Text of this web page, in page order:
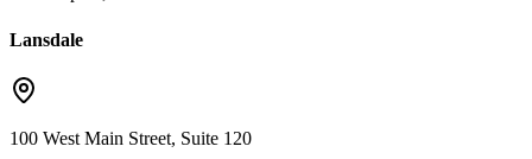
Lansdale
100 West Main Street, Suite 120